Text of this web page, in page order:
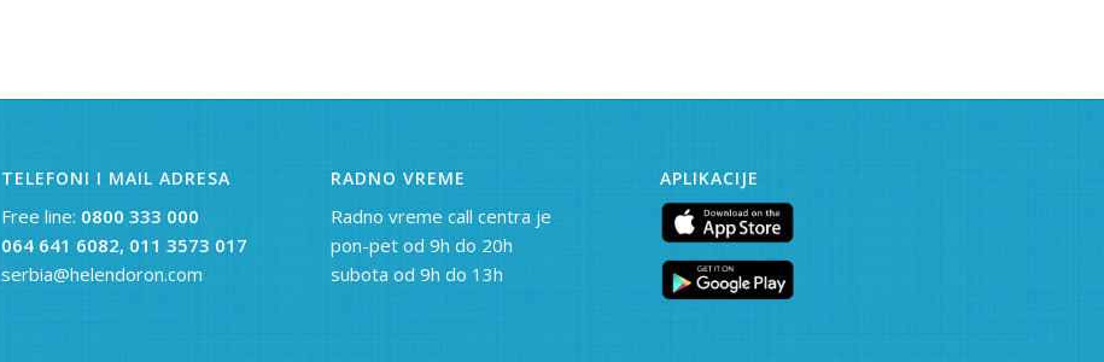
TELEFONI I MAIL ADRESA
Free line: 0800 333 000
064 641 6082, 011 3573 017
serbia@helendoron.com
RADNO VREME
Radno vreme call centra je
pon-pet od 9h do 20h
subota od 9h do 13h
APLIKACIJE